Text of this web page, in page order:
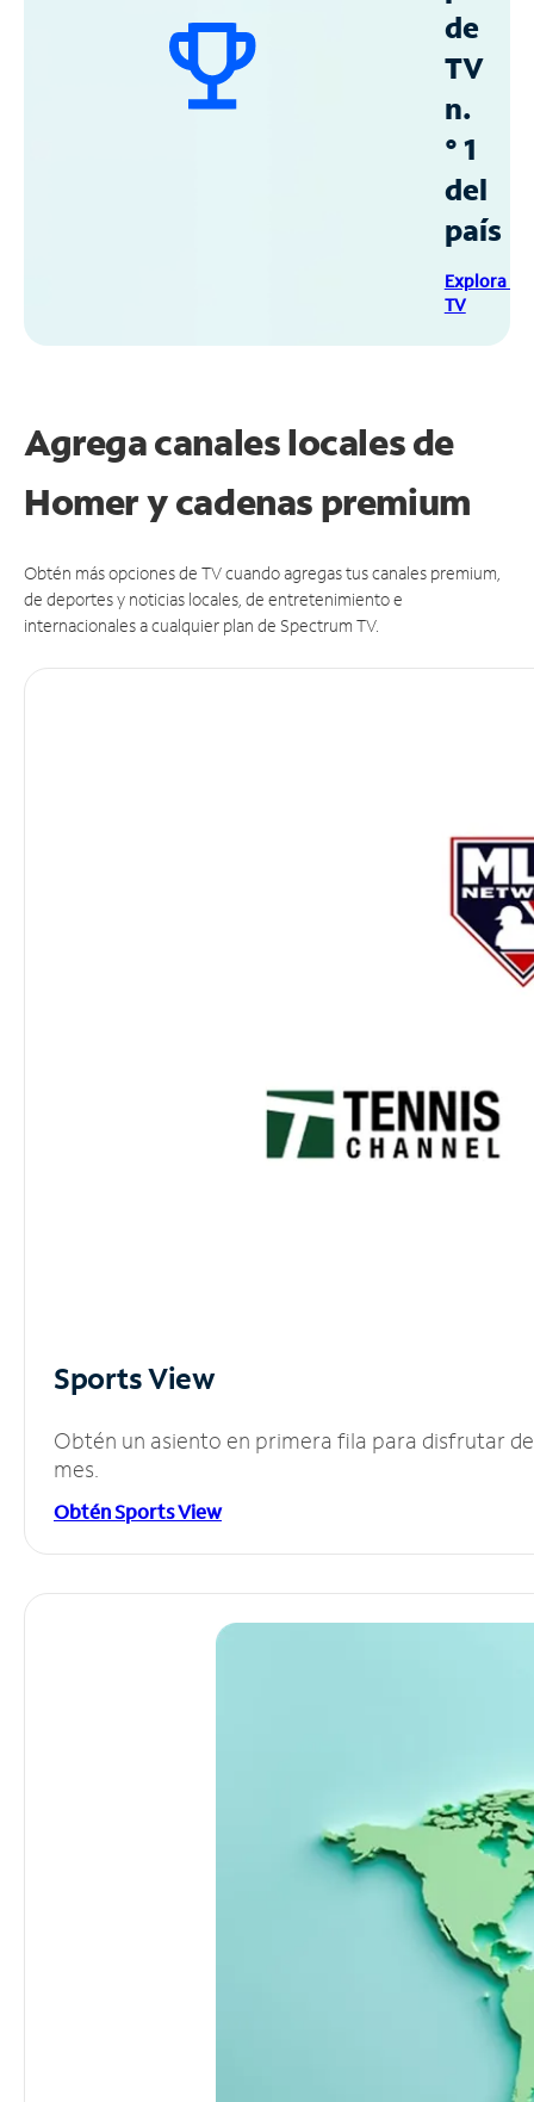
de
TV
n.
° 1
del
país
Explora
TV
Agrega canales locales de
Homer y cadenas premium
Obtén más opciones de TV cuando agregas tus canales premium,
de deportes y noticias locales, de entretenimiento e
internacionales a cualquier plan de Spectrum TV.
Sports View
Obtén un asiento en primera fila para disfrutar
mes.
Obtén Sports View